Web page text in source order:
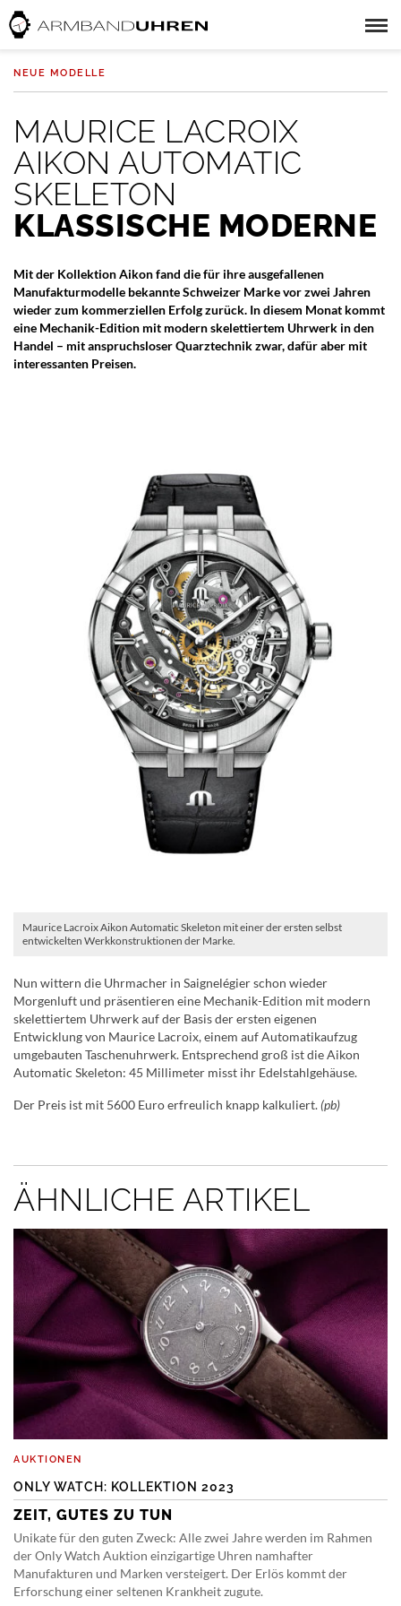
NEUE MODELLE
MAURICE LACROIX
AIKON AUTOMATIC
SKELETON
KLASSISCHE MODERNE
Mit der Kollektion Aikon fand die für ihre ausgefallenen
Manufakturmodelle bekannte Schweizer Marke vor zwei Jahren
wieder zum kommerziellen Erfolg zurück. In diesem Monat kommt
eine Mechanik-Edition mit modern skelettiertem Uhrwerk in den
Handel – mit anspruchsloser Quarztechnik zwar, dafür aber mit
interessanten Preisen.
Maurice Lacroix Aikon Automatic Skeleton mit einer der ersten selbst
entwickelten Werkkonstruktionen der Marke.
Nun wittern die Uhrmacher in Saignelégier schon wieder
Morgenluft und präsentieren eine Mechanik-Edition mit modern
skelettiertem Uhrwerk auf der Basis der ersten eigenen
Entwicklung von Maurice Lacroix, einem auf Automatikaufzug
umgebauten Taschenuhrwerk. Entsprechend groß ist die Aikon
Automatic Skeleton: 45 Millimeter misst ihr Edelstahlgehäuse.
Der Preis ist mit 5600 Euro erfreulich knapp kalkuliert. (pb)
ÄHNLICHE ARTIKEL
AUKTIONEN
ONLY WATCH: KOLLEKTION 2023
ZEIT, GUTES ZU TUN
Unikate für den guten Zweck: Alle zwei Jahre werden im Rahmen
der Only Watch Auktion einzigartige Uhren namhafter
Manufakturen und Marken versteigert. Der Erlös kommt der
Erforschung einer seltenen Krankheit zugute.